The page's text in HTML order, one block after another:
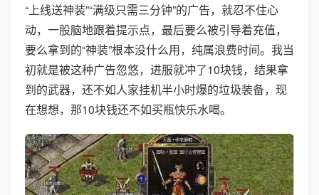
“上线送神装”“满级只需三分钟”的广告，就忍不住心
动，一股脑地跟着提示点，最后要么被引导着充值，
要么拿到的“神装”根本没什么用，纯属浪费时间。我当
初就是被这种广告忽悠，进服就冲了10块钱，结果拿
到的武器，还不如人家挂机半小时爆的垃圾装备，现
在想想，那10块钱还不如买瓶快乐水喝。